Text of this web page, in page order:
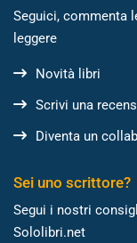
Seguici, commenta
leggere
Novità libri
Scrivi una
Diventa un
Sei uno scrittore?
Segui i nostri
Sololibri.net